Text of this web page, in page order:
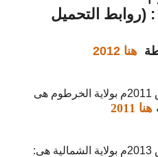
التحميل
هنا 2012
هنا 2011